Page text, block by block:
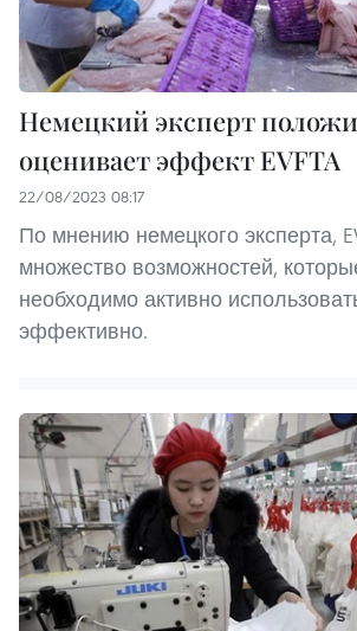
Немецкий эксперт
оценивает эффект EVFTA
22/08/2023 08:17
По мнению немецкого эксперта,
множество возможностей,
необходимо активно
эффективно.